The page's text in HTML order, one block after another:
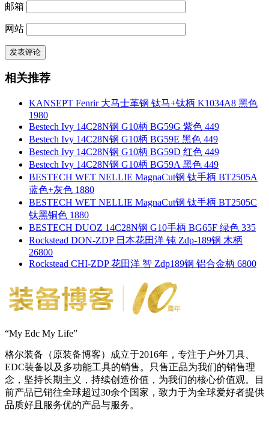
邮箱
网站
相关推荐
KANSEPT Fenrir 大马士革钢 钛马+钛柄 K1034A8 黑色
1980
Bestech Ivy 14C28N钢 G10柄 BG59G 紫色 449
Bestech Ivy 14C28N钢 G10柄 BG59E 黑色 449
Bestech Ivy 14C28N钢 G10柄 BG59D 红色 449
Bestech Ivy 14C28N钢 G10柄 BG59A 黑色 449
BESTECH WET NELLIE MagnaCut钢 钛手柄 BT2505A
蓝色+灰色 1880
BESTECH WET NELLIE MagnaCut钢 钛手柄 BT2505C
钛黑铜色 1880
BESTECH DUOZ 14C28N钢 G10手柄 BG65F 绿色 335
Rockstead DON-ZDP 日本花田洋 钝 Zdp-189钢 木柄
26800
Rockstead CHI-ZDP 花田洋 智 Zdp189钢 铝合金柄 6800
“My Edc My Life”
格尔装备（原装备博客）成立于2016年，专注于户外刀具、
EDC装备以及多功能工具的销售。只售正品为我们的销售理
念，坚持长期主义，持续创造价值，为我们的核心价值观。目
前产品已销往全球超过30余个国家，致力于为全球爱好者提供
品质好且服务优的产品与服务。